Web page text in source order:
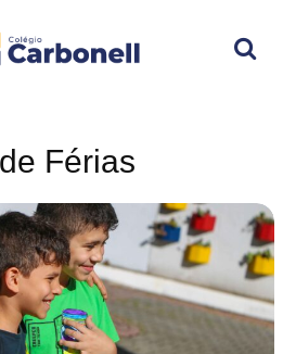
Férias